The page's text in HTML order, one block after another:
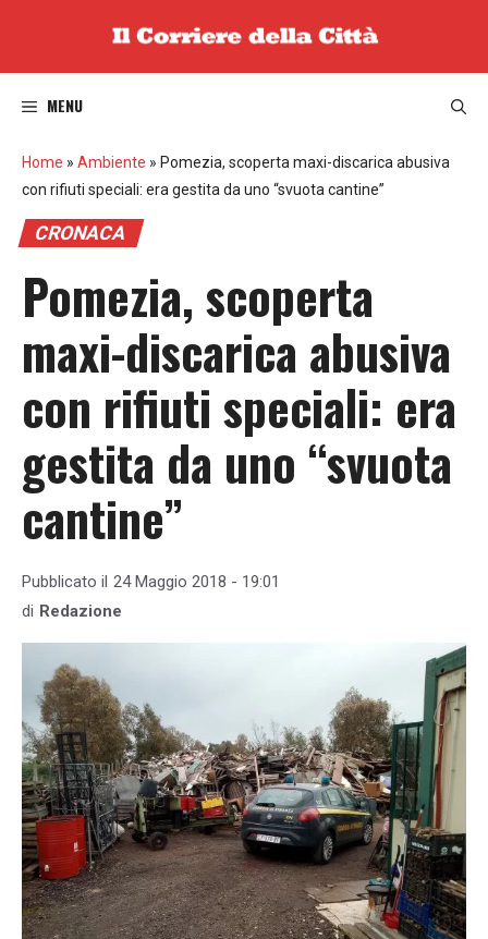
MENU
Home » Ambiente » Pomezia, scoperta maxi-discarica abusiva
con rifiuti speciali: era gestita da uno “svuota cantine”
CRONACA
Pomezia, scoperta
maxi-discarica abusiva
con rifiuti speciali: era
gestita da uno “svuota
cantine”
Pubblicato il 24 Maggio 2018 - 19:01
di Redazione